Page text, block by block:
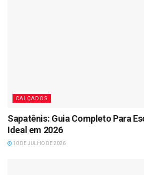
CALÇADOS
Sapatênis: Guia Completo Para
Ideal em 2026
10 DE JULHO DE 2026